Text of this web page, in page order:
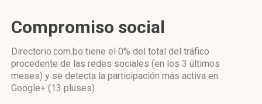
Compromiso social
Directorio.com.bo tiene el 0% del total del tráfico
procedente de las redes sociales (en los 3 últimos
meses) y se detecta la participación más activa en
Google+ (13 pluses)